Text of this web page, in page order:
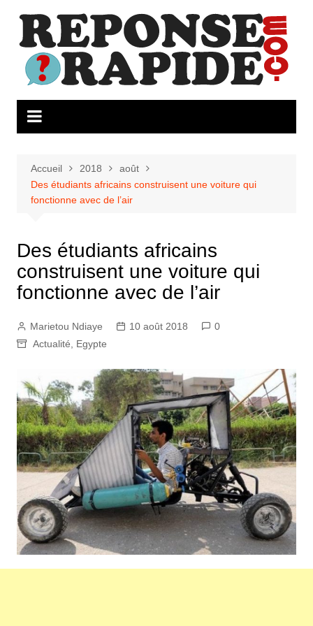
contenu
Accueil 2018
août
Des étudiants africains construisent une voiture qui
fonctionne avec de l’air
Des étudiants africains
construisent une voiture qui
fonctionne avec de l’air
Marietou Ndiaye 10 août 2018
0
Actualité
Egypte